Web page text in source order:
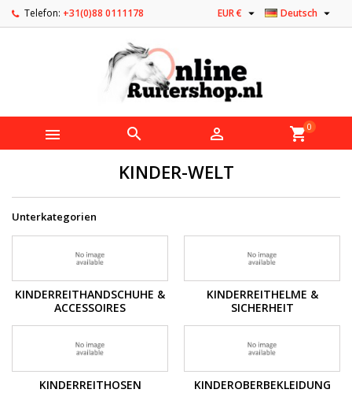
Telefon: +31(0)88 0111178 Deutsch 
EUR € 
   shopping_cart0
KINDER-WELT
Unterkategorien
KINDERREITHANDSCHUHE &
ACCESSOIRES
KINDERREITHELME &
SICHERHEIT
KINDERREITHOSEN KINDEROBERBEKLEIDUNG